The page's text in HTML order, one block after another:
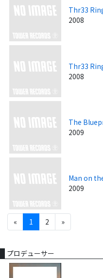
Thr33
2008
Thr33
2008
The
2009
Man on
2009
« 1 2 »
プロデューサー